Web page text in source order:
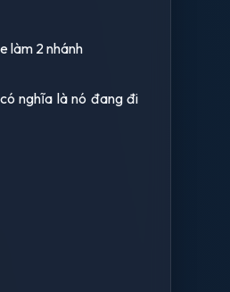
làm 2 nhánh
nghĩa là nó đang đi